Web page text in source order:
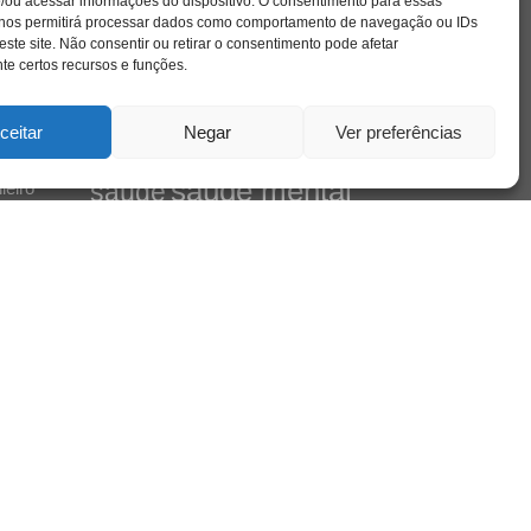
permitirá processar dados como comportamento de navegação ou IDs
site. Não consentir ou retirar o consentimento pode afetar
certos recursos e funções.
Negar Ver preferências
educação entrevista escola família filme
infância jung
livro
pandemia
psicologia
saúdesaúde mental